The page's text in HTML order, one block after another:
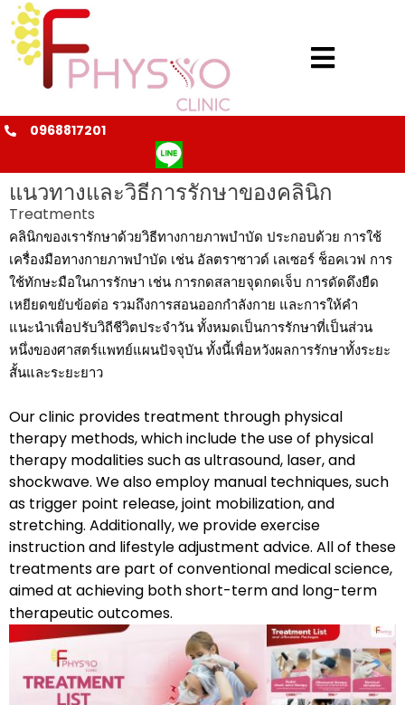
0968817201
@fphysio
แนวทางและวิธีการรักษาของคลินิก
Treatments
คลินิกของเรารักษาด้วยวิธีทางกายภาพบำบัด ประกอบด้วย การใช้
เครื่องมือทางกายภาพบำบัด เช่น อัลตราซาวด์ เลเซอร์ ช็อคเวฟ การ
ใช้ทักษะมือในการรักษา เช่น การกดสลายจุดกดเจ็บ การดัดดึงยืด
เหยียดขยับข้อต่อ รวมถึงการสอนออกกำลังกาย และการให้คำ
แนะนำเพื่อปรับวิถีชีวิตประจำวัน ทั้งหมดเป็นการรักษาที่เป็นส่วน
หนึ่งของศาสตร์แพทย์แผนปัจจุบัน ทั้งนี้เพื่อหวังผลการรักษาทั้งระยะ
สั้นและระยะยาว
Our clinic provides treatment through physical
therapy methods, which include the use of physical
therapy modalities such as ultrasound, laser, and
shockwave. We also employ manual techniques, such
as trigger point release, joint mobilization, and
stretching. Additionally, we provide exercise
instruction and lifestyle adjustment advice. All of these
treatments are part of conventional medical science,
aimed at achieving both short-term and long-term
therapeutic outcomes.